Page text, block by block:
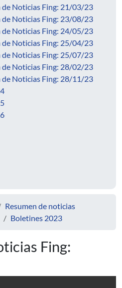
de Noticias Fing: 21/03/23
de Noticias Fing: 23/08/23
de Noticias Fing: 24/05/23
de Noticias Fing: 25/04/23
de Noticias Fing: 25/07/23
de Noticias Fing: 28/02/23
de Noticias Fing: 28/11/23
Resumen de noticias
Boletines 2023
Fing: